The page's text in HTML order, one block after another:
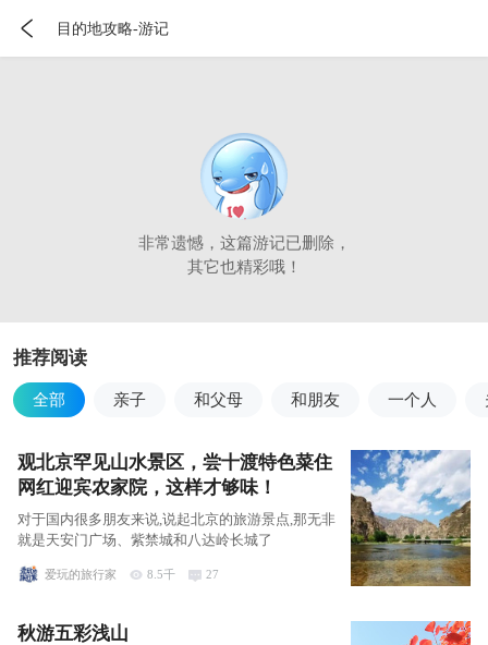
 目的地攻略-游记
非常遗憾，这篇游记已删除，
其它也精彩哦！
推荐阅读
全部 亲子 和父母 和朋友 一个人
观北京罕见山水景区，尝十渡特色菜住
网红迎宾农家院，这样才够味！
对于国内很多朋友来说,说起北京的旅游景点,那无非
就是天安门广场、紫禁城和八达岭长城了
爱玩的旅行家 8.5千 27
秋游五彩浅山